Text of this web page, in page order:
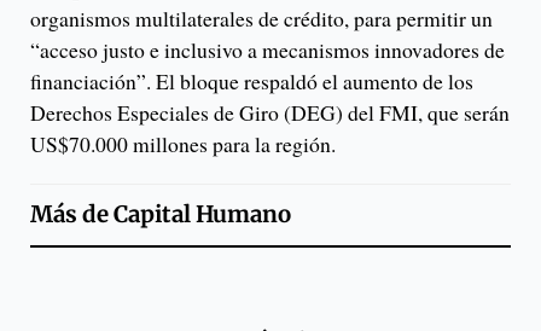
organismos multilaterales de crédito, para permitir un
“acceso justo e inclusivo a mecanismos innovadores de
financiación”. El bloque respaldó el aumento de los
Derechos Especiales de Giro (DEG) del FMI, que serán
US$70.000 millones para la región.
Más deCapital Humano